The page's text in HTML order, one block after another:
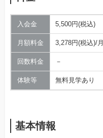
入会金 5,500円(税込)
月額料金 3,278円(税込)/月
回数料金 －
体験等 無料見学あり
基本情報